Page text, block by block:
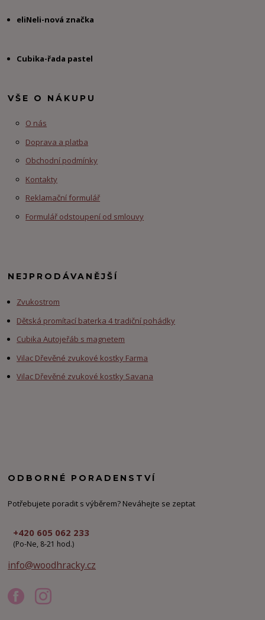
eliNeli-nová značka
Cubika-řada pastel
VŠE O NÁKUPU
O nás
Doprava a platba
Obchodní podmínky
Kontakty
Reklamační formulář
Formulář odstoupení od smlouvy
NEJPRODÁVANĚJŠÍ
Zvukostrom
Dětská promítací baterka 4 tradiční pohádky
Cubika Autojeřáb s magnetem
Vilac Dřevěné zvukové kostky Farma
Vilac Dřevěné zvukové kostky Savana
ODBORNÉ PORADENSTVÍ
Potřebujete poradit s výběrem? Neváhejte se zeptat
+420 605 062 233
(Po-Ne, 8-21 hod.)
info@woodhracky.cz